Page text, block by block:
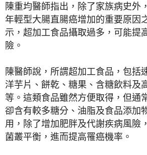
陳重均醫師指出，除了家族病史外
年輕型大腸直腸癌增加的重要原因
示，超加工食品攝取過多，可能提
險。
陳醫師說，所謂超加工食品，包括
洋芋片、餅乾、糖果、含糖飲料及
等。這類食品雖然方便取得，但通
卻含有較多糖分、油脂及食品添加
用，除了增加肥胖及代謝疾病風險
菌叢平衡，進而提高罹癌機率。